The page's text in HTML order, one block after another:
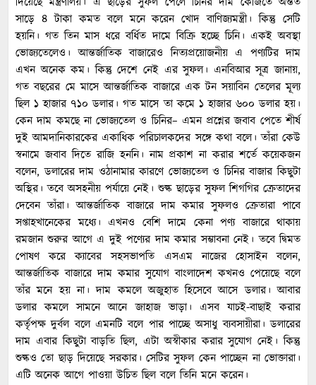
সাড়ে ৪ টাকা কমত বলে মনে করেন খোদ বাণিজ্যমন্ত্রী। কিন্তু সেটি
হয়নি। গত তিন মাস ধরে বর্ধিত দামে বিক্রি হচ্ছে চিনি। একই অবস্থা
ভোজ্যতেলেও। আন্তর্জাতিক বাজারেও নিত্যপ্রয়োজনীয় এ পণ্যটির দাম
এখন অনেক কম। কিন্তু দেশে নেই এর সুফল। এনবিআর সূত্র জানায়,
গত বছরের মে মাসে আন্তর্জাতিক বাজারে এক টন সয়াবিন তেলের মূল্য
ছিল ১ হাজার ৭১০ ডলার। গত মাসে তা কমে ১ হাজার ৬০০ ডলার হয়।
কেন দাম কমছে না ভোজ্যতেল ও চিনির– এমন প্রশ্নের জবাব পেতে শীর্ষ
দুই আমদানিকারকের একাধিক পরিচালকদের সঙ্গে কথা বলে। তাঁরা কেউ
স্বনামে জবাব দিতে রাজি হননি। নাম প্রকাশ না করার শর্তে কয়েকজন
বলেন, ডলারের দাম ওঠানামার কারণে ভোজ্যতেল ও চিনির বাজার কিছুটা
অস্থির। তবে অসহনীয় পর্যায়ে নেই। শুল্ক ছাড়ের সুফল শিগগির ক্রেতাদের
দেবেন তাঁরা। আন্তর্জাতিক বাজারে দাম কমার সুফলও ক্রেতারা পাবে
সপ্তাহখানেকের মধ্যে। এখনও বেশি দামে কেনা পণ্য বাজারে থাকায়
রমজান শুরুর আগে এ দুই পণ্যের দাম কমার সম্ভাবনা নেই। তবে দ্বিমত
পোষণ করে ক্যাবের সহসভাপতি এসএম নাজের হোসাইন বলেন,
আন্তর্জাতিক বাজারে দাম কমার সুযোগ বাংলাদেশ কখনও পেয়েছে বলে
তাঁর মনে হয় না। দাম কমলে অজুহাত হিসেবে আসে ডলার। আবার
ডলার কমলে সামনে আনে জাহাজ ভাড়া। এসব যাচই-বাছাই করার
কর্তৃপক্ষ দুর্বল বলে এমনটি বলে পার পাচ্ছে অসাধু ব্যবসায়ীরা। ডলারের
দাম এবার কিছুটা বাড়তি ছিল, এটা অস্বীকার করার সুযোগ নেই। কিন্তু
শুল্কও তো ছাড় দিয়েছে সরকার। সেটির সুফল কেন পাচ্ছেন না ভোক্তারা।
এটি অনেক আগে পাওয়া উচিত ছিল বলে তিনি মনে করেন।